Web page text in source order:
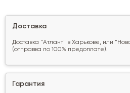
Доставка
Доставка "Атлант" в Харькове, или
(отправка по 100% предоплате).
Гарантия